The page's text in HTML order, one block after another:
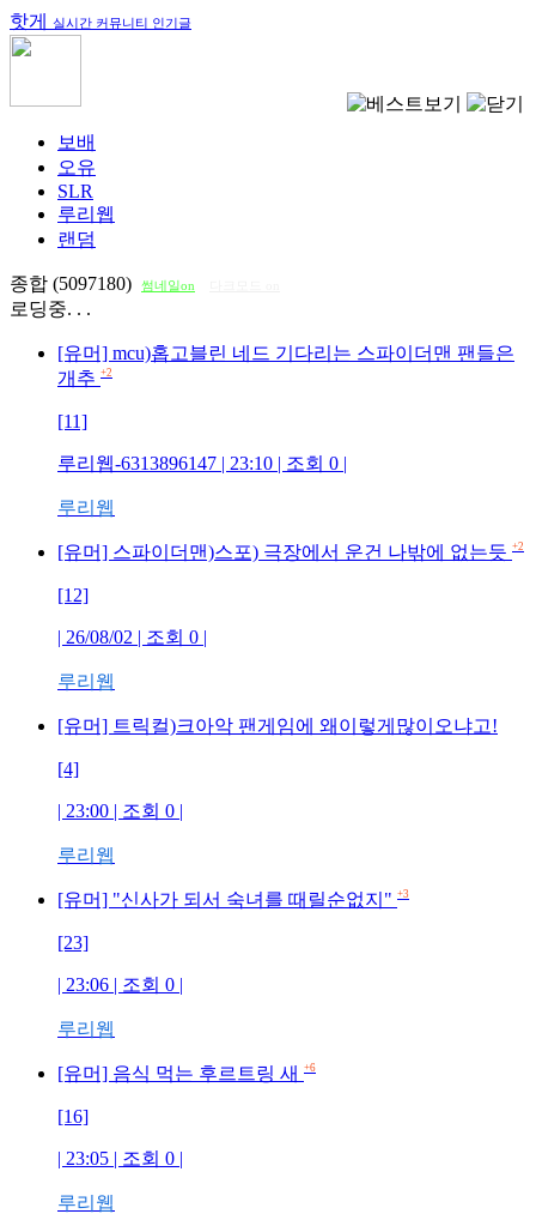
핫게 실시간 커뮤니티 인기글
보배
오유
SLR
루리웹
랜덤
종합 (5097180) 썸네일on
로딩중. . .
[유머] mcu)홉고블린 네드 기다리는 스파이더맨 팬들은
개추 +2
[11]
루리웹-6313896147 | 23:10 | 조회 0 |
루리웹
[유머] 스파이더맨)스포) 극장에서 운건 나밖에 없는듯 +2
[12]
| 26/08/02 | 조회 0 |
루리웹
[유머] 트릭컬)크아악 팬게임에 왜이렇게많이오냐고!
[4]
| 23:00 | 조회 0 |
루리웹
[유머] "신사가 되서 숙녀를 때릴순없지" +3
[23]
| 23:06 | 조회 0 |
루리웹
[유머] 음식 먹는 후르트링 새 +6
[16]
| 23:05 | 조회 0 |
루리웹